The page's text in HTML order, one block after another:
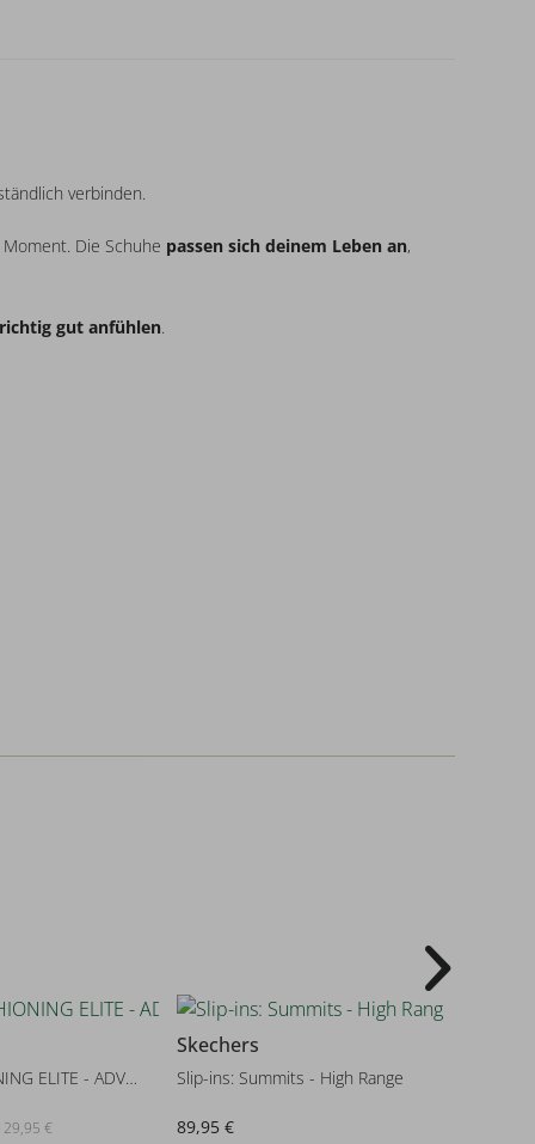
verbinden.
Die Schuhe passen sich deinem Leben an,
gut anfühlen.
MAX CUSHIONING ELITE - ADVANTA
€
Skechers
Slip-ins: Summits - High Range
89,95 €